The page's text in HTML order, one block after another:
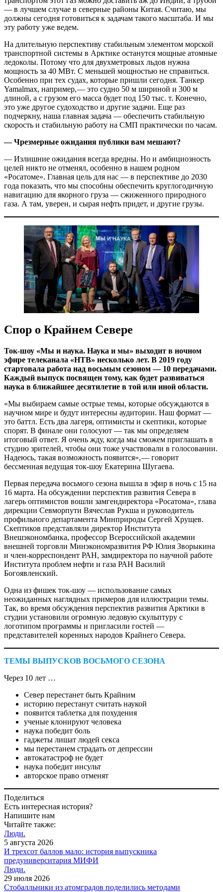
— в лучшем случае в северные районы Китая. Считаю, мы
должны сегодня готовиться к задачам такого масштаба. И мы
эту работу уже ведем.
На длительную перспективу стабильным элементом морской
транспортной системы в Арктике останутся мощные атомные
ледоколы. Потому что для двухметровых льдов нужна
мощность за 40 МВт. С меньшей мощностью не справиться.
Особенно при тех судах, которые пришли сегодня. Танкер
Yamalmax, например, — это судно 50 м шириной и 300 м
длиной, а с грузом его масса будет под 150 тыс. т. Конечно,
это уже другое судоходство и другие задачи. Еще раз
подчеркну, наша главная задача — обеспечить стабильную
скорость и стабильную работу на СМП практически по часам.
— Чрезмерные ожидания публики вам мешают?
— Излишние ожидания всегда вредны. Но и амбициозность
целей никто не отменял, особенно в нашем родном
«Росатоме». Главная цель для нас — в перспективе до 2030
года показать, что мы способны обеспечить круглогодичную
навигацию для якорного груза — сжиженного природного
газа. А там, уверен, и сырая нефть придет, и другие грузы.
Спор о Крайнем Севере
Ток-шоу «Мы и наука. Наука и мы» выходит в ночном
эфире телеканала «НТВ» несколько лет. В 2019 году
стартовала работа над восьмым сезоном — 10 передачами.
Каждый выпуск посвящен тому, как будет развиваться
наука в ближайшее десятилетие в той или иной области.
«Мы выбираем самые острые темы, которые обсуждаются в
научном мире и будут интересны аудитории. Наш формат —
это баттл. Есть два лагеря, оптимисты и скептики, которые
спорят. В финале они голосуют — так мы определяем
итоговый ответ. Я очень жду, когда мы сможем приглашать в
студию зрителей, чтобы они тоже участвовали в голосовании.
Надеюсь, такая возможность появится», — говорит
бессменная ведущая ток-шоу Екатерина Шугаева.
Первая передача восьмого сезона вышла в эфир в ночь с 15 на
16 марта. На обсуждении перспектив развития Севера в
лагерь оптимистов вошли замгендиректора «Росатома», глава
дирекции Севморпути Вячеслав Рукша и руководитель
профильного департамента Минприроды Сергей Хрущев.
Скептиков представляли директор Института
Внешэкономбанка, профессор Всероссийской академии
внешней торговли Минэкономразвития РФ Юлия Зворыкина
и член-корреспондент РАН, замдиректора по научной работе
Института проблем нефти и газа РАН Василий
Богоявленский.
Одна из фишек ток-шоу — использование самых
неожиданных наглядных примеров для иллюстрации темы.
Так, во время обсуждения перспектив развития Арктики в
студии установили огромную ледовую скульптуру с
логотипом программы и пригласили гостей —
представителей коренных народов Крайнего Севера.
ТЕМЫ ВЫПУСКОВ ВОСЬМОГО СЕЗОНА
Через 10 лет …
Cевер перестанет быть Крайним
историю перестанут считать наукой
появится таблетка для похудения
ученые клонируют человека
наука победит боль
гаджеты лишат людей секса
мы перестанем страдать от депрессии
автокатастроф не будет
наука победит инсульт
авторское право отменят
Поделиться
Есть интересная история?
Напишите нам
Читайте также:
Люди.
5 августа 2026
И трехсот баллов мало: история выпускника
предуниверситария МИФИ
Люди.
29 июля 2026
Cтобалльники из атомградов поделились методами